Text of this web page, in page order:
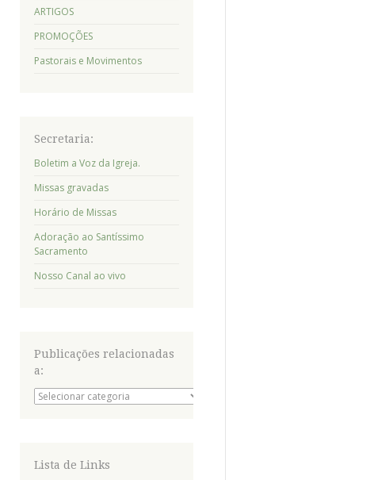
ARTIGOS
PROMOÇÕES
Pastorais e Movimentos
Secretaria:
Boletim a Voz da Igreja.
Missas gravadas
Horário de Missas
Adoração ao Santíssimo
Sacramento
Nosso Canal ao vivo
Publicações relacionadas
a:
Publicações
relacionadas
Lista de Links